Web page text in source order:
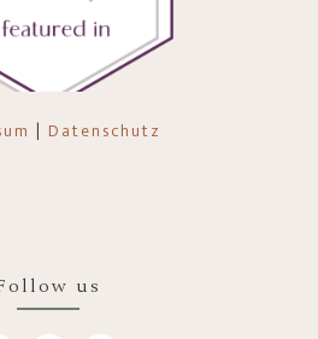
| Datenschutz
us